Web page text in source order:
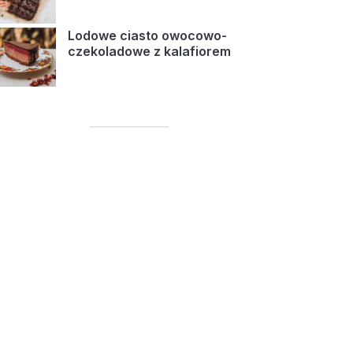
Lodowe ciasto owocowo-
czekoladowe z kalafiorem